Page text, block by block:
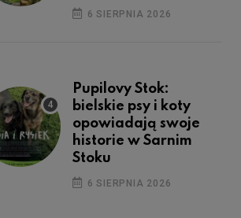
6 SIERPNIA 2026
Pupilovy Stok:
bielskie psy i koty
opowiadają swoje
historie w Sarnim
Stoku
6 SIERPNIA 2026